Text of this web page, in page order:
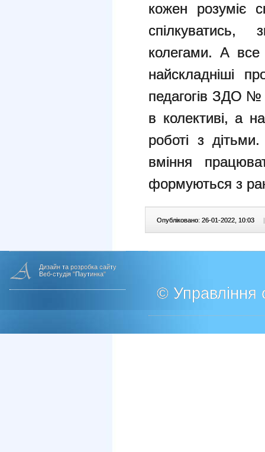
кожен розуміє
колегами. А
найскладніші
педагогів ЗДО №
в колективі, а
роботі з
вміння
формуються з
Опубліковано: 26-01-2022, 10:03 |
Дизайн та розробка сайту
Веб-студія "Паутинка"
© Управління